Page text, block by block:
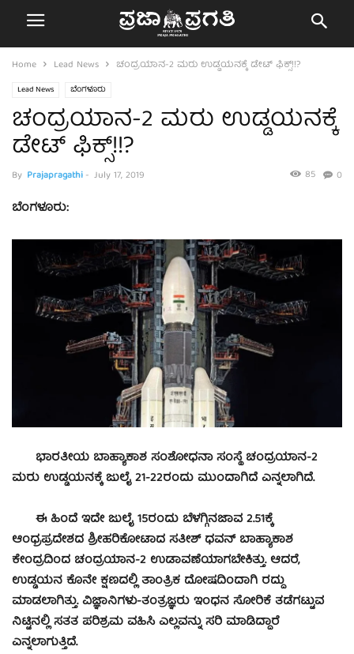
Home Lead News ಚಂದ್ರಯಾನ-2 ಮರು ಉಡ್ಡಯನಕ್ಕೆ ಡೇಟ್‌ ಫಿಕ್ಸ್!!?
Lead News ಬೆಂಗಳೂರು
ಚಂದ್ರಯಾನ-2 ಮರು ಉಡ್ಡಯನಕ್ಕೆ
ಡೇಟ್‌ ಫಿಕ್ಸ್!!?
By Prajapragathi- July 17, 2019 0
85
ಬೆಂಗಳೂರು:
ಭಾರತೀಯ ಬಾಹ್ಯಾಕಾಶ ಸಂಶೋಧನಾ ಸಂಸ್ಥೆ ಚಂದ್ರಯಾನ-2
ಮರು ಉಡ್ಡಯನಕ್ಕೆ ಜುಲೈ 21-22ರಂದು ಮುಂದಾಗಿದೆ ಎನ್ನಲಾಗಿದೆ.
ಈ ಹಿಂದೆ ಇದೇ ಜುಲೈ 15ರಂದು ಬೆಳಗ್ಗಿನಜಾವ 2.51ಕ್ಕೆ
ಆಂಧ್ರಪ್ರದೇಶದ ಶ್ರೀಹರಿಕೋಟಾದ ಸತೀಶ್​ ಧವನ್​ ಬಾಹ್ಯಾಕಾಶ
ಕೇಂದ್ರದಿಂದ ಚಂದ್ರಯಾನ-2 ಉಡಾವಣೆಯಾಗಬೇಕಿತ್ತು. ಆದರೆ,
ಉಡ್ಡಯನ ಕೊನೇ ಕ್ಷಣದಲ್ಲಿ ತಾಂತ್ರಿಕ ದೋಷದಿಂದಾಗಿ ರದ್ದು
ಮಾಡಲಾಗಿತ್ತು. ವಿಜ್ಞಾನಿಗಳು-ತಂತ್ರಜ್ಞರು ಇಂಧನ ಸೋರಿಕೆ ತಡೆಗಟ್ಟುವ
ನಿಟ್ಟಿನಲ್ಲಿ ಸತತ ಪರಿಶ್ರಮ ವಹಿಸಿ ಎಲ್ಲವನ್ನು ಸರಿ ಮಾಡಿದ್ದಾರೆ
ಎನ್ನಲಾಗುತ್ತಿದೆ.